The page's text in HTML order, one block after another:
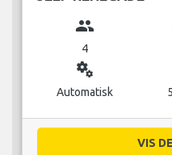
group
4
miscellaneous_services
Automatisk
VIS